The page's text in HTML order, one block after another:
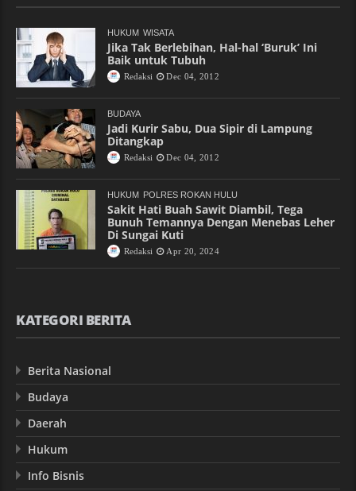
HUKUM WISATA
Jika Tak Berlebihan, Hal-hal ‘Buruk’ Ini
Baik untuk Tubuh
Redaksi Dec 04, 2012
BUDAYA
Jadi Kurir Sabu, Dua Sipir di Lampung
Ditangkap
Redaksi Dec 04, 2012
HUKUM POLRES ROKAN HULU
Sakit Hati Buah Sawit Diambil, Tega
Bunuh Temannya Dengan Menebas Leher
Di Sungai Kuti
Redaksi Apr 20, 2024
KATEGORI BERITA
Berita Nasional
Budaya
Daerah
Hukum
Info Bisnis